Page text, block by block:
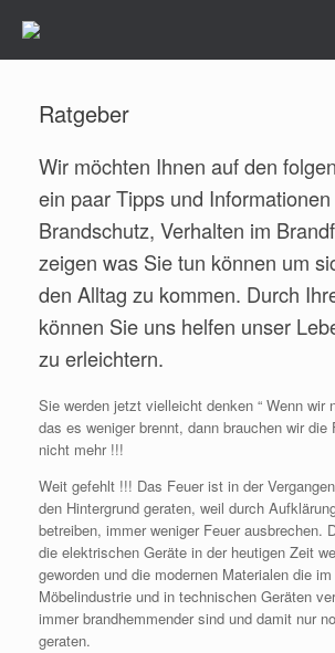
Inhalt
Ratgeber
Wir möchten Ihnen auf den
ein paar Tipps und
Brandschutz, Verhalten im
zeigen was Sie tun können um
den Alltag zu kommen. Durch
können Sie uns helfen unser
zu erleichtern.
Sie werden jetzt vielleicht denken “ Wenn wir
das es weniger brennt, dann brauchen wir die
nicht mehr !!!
Weit gefehlt !!! Das Feuer ist in der
den Hintergrund geraten, weil durch
betreiben, immer weniger Feuer ausbrechen.
die elektrischen Geräte in der heutigen Zeit
geworden und die modernen Materialen die
Möbelindustrie und in technischen Geräten
immer brandhemmender sind und damit nur
geraten.